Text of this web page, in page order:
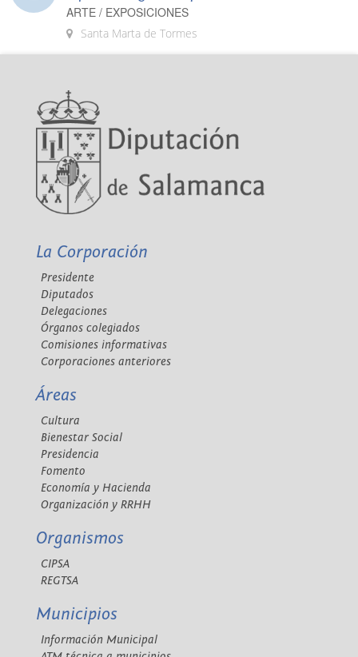
ARTE / EXPOSICIONES
Santa Marta de Tormes
La Corporación
Presidente
Diputados
Delegaciones
Órganos colegiados
Comisiones informativas
Corporaciones anteriores
Áreas
Cultura
Bienestar Social
Presidencia
Fomento
Economía y Hacienda
Organización y RRHH
Organismos
CIPSA
REGTSA
Municipios
Información Municipal